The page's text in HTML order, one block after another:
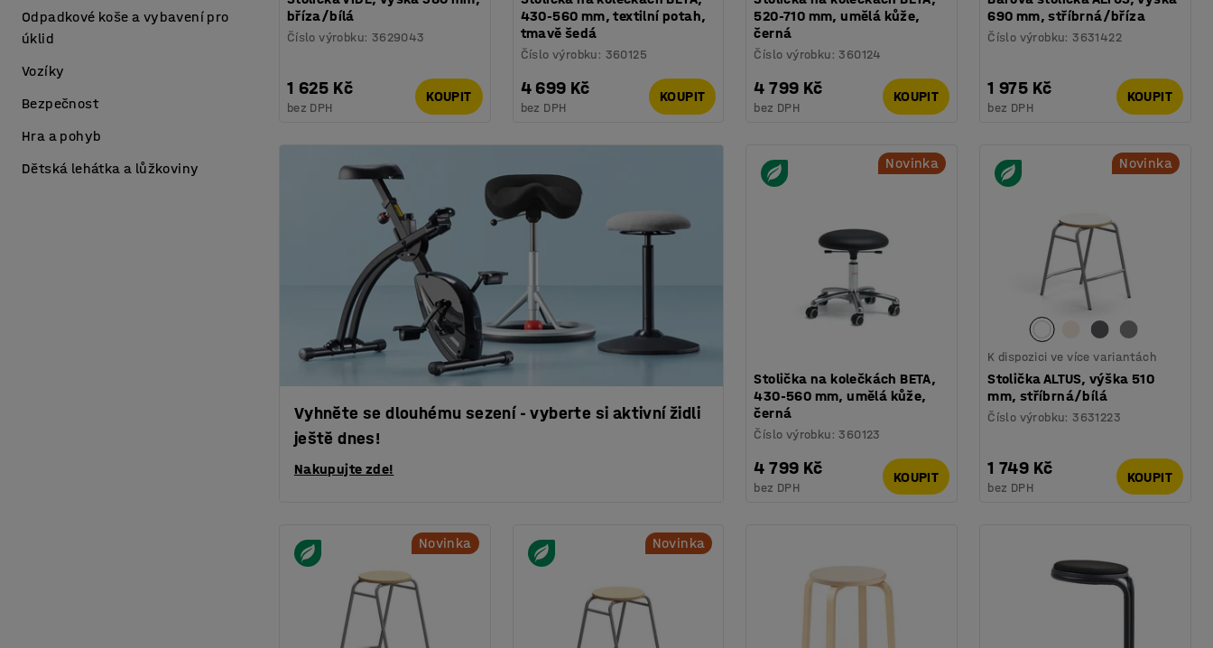
bříza/bílá
Číslo výrobku: 3629043
1 625 Kč
bez DPH
KOUPIT
430-560 mm, textilní potah,
tmavě šedá
Číslo výrobku: 360125
4 699 Kč
bez DPH
KOUPIT
520-710 mm, umělá kůže,
černá
Číslo výrobku:360124
4 799 Kč
bez DPH
KOUPIT
690 mm, stříbrná/bříza
Číslo výrobku:3631422
1 975 Kč
bez DPH
KOUPIT
Vyhněte se dlouhému sezení - vyberte si aktivní židli
ještě dnes!
Nakupujte zde!
Novinka
Stolička na kolečkách BETA,
430-560 mm, umělá kůže,
černá
Číslo výrobku:360123
4 799 Kč
bez DPH
KOUPIT
Novinka
K dispozici ve více variantách
Stolička ALTUS, výška 510
mm, stříbrná/bílá
Číslo výrobku:3631223
1 749 Kč
bez DPH
KOUPIT
Novinka Novinka
Odpadkové koše a vybavení pro
úklid
Vozíky
Bezpečnost
Hra a pohyb
Dětská lehátka a lůžkoviny